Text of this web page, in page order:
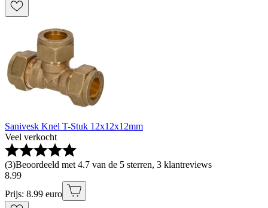
Sanivesk Knel T-Stuk 12x12x12mm
Veel verkocht
(3)Beoordeeld met 4.7 van de 5 sterren, 3 klantreviews
8.99
Prijs: 8.99 euro